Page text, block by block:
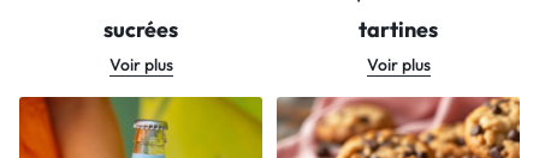
sucrées
Voir plus
tartines
Voir plus